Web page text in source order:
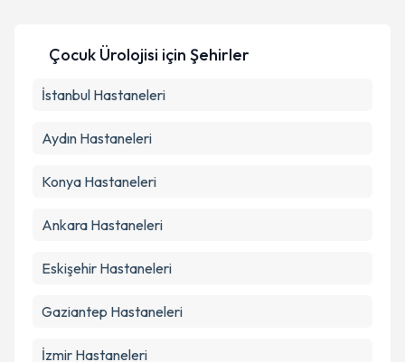
Çocuk Ürolojisi için Şehirler
İstanbul Hastaneleri
Aydın Hastaneleri
Konya Hastaneleri
Ankara Hastaneleri
Eskişehir Hastaneleri
Gaziantep Hastaneleri
İzmir Hastaneleri